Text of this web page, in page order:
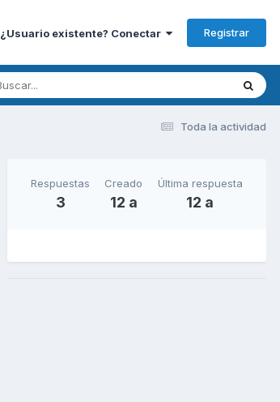
¿Usuario existente? Conectar Registrar
Toda la actividad
Respuestas
3
Creado
12 a
Última respuesta
12 a